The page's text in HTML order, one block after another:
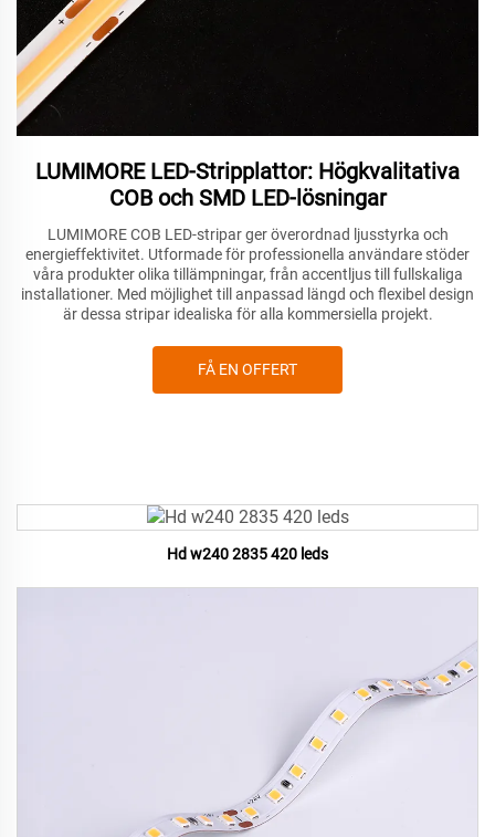
LUMIMORE LED-Stripplattor: Högkvalitativa
COB och SMD LED-lösningar
LUMIMORE COB LED-stripar ger överordnad ljusstyrka och
energieffektivitet. Utformade för professionella användare stöder
våra produkter olika tillämpningar, från accentljus till fullskaliga
installationer. Med möjlighet till anpassad längd och flexibel design
är dessa stripar idealiska för alla kommersiella projekt.
FÅ EN OFFERT
Hd w240 2835 420 leds